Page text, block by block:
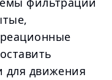
для движения